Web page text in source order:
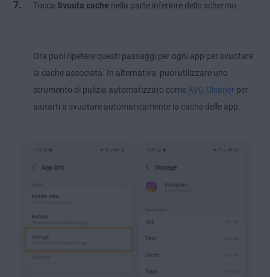
Tocca Svuota cache nella parte inferiore dello schermo.
Ora puoi ripetere questi passaggi per ogni app per svuotare
la cache associata. In alternativa, puoi utilizzare uno
strumento di pulizia automatizzato come AVG Cleaner per
aiutarti a svuotare automaticamente la cache delle app.